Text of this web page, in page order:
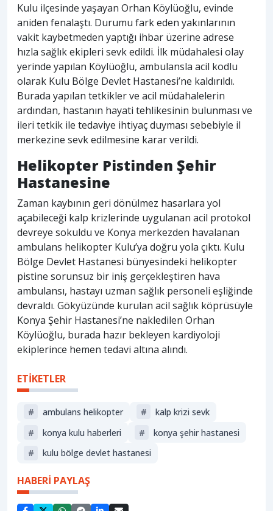
Kulu ilçesinde yaşayan Orhan Köylüoğlu, evinde
aniden fenalaştı. Durumu fark eden yakınlarının
vakit kaybetmeden yaptığı ihbar üzerine adrese
hızla sağlık ekipleri sevk edildi. İlk müdahalesi olay
yerinde yapılan Köylüoğlu, ambulansla acil kodlu
olarak Kulu Bölge Devlet Hastanesi’ne kaldırıldı.
Burada yapılan tetkikler ve acil müdahalelerin
ardından, hastanın hayati tehlikesinin bulunması ve
ileri tetkik ile tedaviye ihtiyaç duyması sebebiyle il
merkezine sevk edilmesine karar verildi.
Helikopter Pistinden Şehir
Hastanesine
Zaman kaybının geri dönülmez hasarlara yol
açabileceği kalp krizlerinde uygulanan acil protokol
devreye sokuldu ve Konya merkezden havalanan
ambulans helikopter Kulu’ya doğru yola çıktı. Kulu
Bölge Devlet Hastanesi bünyesindeki helikopter
pistine sorunsuz bir iniş gerçekleştiren hava
ambulansı, hastayı uzman sağlık personeli eşliğinde
devraldı. Gökyüzünde kurulan acil sağlık köprüsüyle
Konya Şehir Hastanesi’ne nakledilen Orhan
Köylüoğlu, burada hazır bekleyen kardiyoloji
ekiplerince hemen tedavi altına alındı.
ETİKETLER
# ambulans helikopter #
kalp krizi sevk
#
konya kulu haberleri #
konya şehir hastanesi
#
kulu bölge devlet hastanesi
HABERİ PAYLAŞ